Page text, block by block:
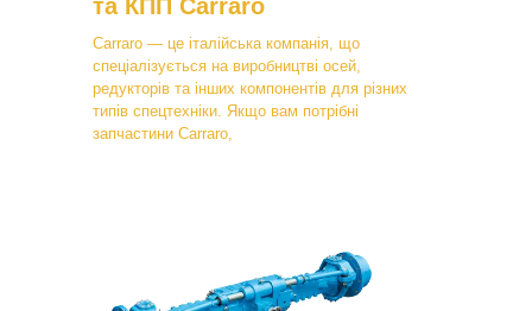
та КПП Carraro
Carraro — це італійська компанія, що
спеціалізується на виробництві осей,
редукторів та інших компонентів для різних
типів спецтехніки. Якщо вам потрібні
запчастини Carraro,